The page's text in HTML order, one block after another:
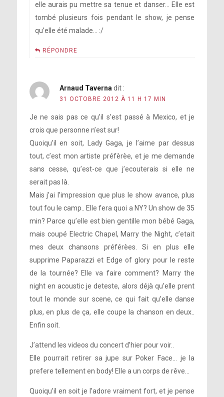
elle aurais pu mettre sa tenue et danser… Elle est
tombé plusieurs fois pendant le show, je pense
qu’elle été malade… :/
RÉPONDRE
Arnaud Taverna dit :
31 OCTOBRE 2012 À 11 H 17 MIN
Je ne sais pas ce qu’il s’est passé à Mexico, et je
crois que personne n’est sur!
Quoiqu’il en soit, Lady Gaga, je l’aime par dessus
tout, c’est mon artiste préfèrèe, et je me demande
sans cesse, qu’est-ce que j’ecouterais si elle ne
serait pas là.
Mais j’ai l’impression que plus le show avance, plus
tout fou le camp.. Elle fera quoi a NY? Un show de 35
min? Parce qu’elle est bien gentille mon bébé Gaga,
mais coupé Electric Chapel, Marry the Night, c’etait
mes deux chansons préférèes. Si en plus elle
supprime Paparazzi et Edge of glory pour le reste
de la tournée? Elle va faire comment? Marry the
night en acoustic je deteste, alors déjà qu’elle prent
tout le monde sur scene, ce qui fait qu’elle danse
plus, en plus de ça, elle coupe la chanson en deux..
Enfin soit.
J’attend les videos du concert d’hier pour voir..
Elle pourrait retirer sa jupe sur Poker Face… je la
prefere tellement en body! Elle a un corps de rêve…
Quoiqu’il en soit je l’adore vraiment fort, et je pense